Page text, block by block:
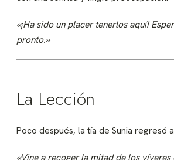
«¡Ha sido un placer tenerlos aquí!
pronto.»
La Lección
Poco después, la tía de Sunia regresó
«Vine a recoger la mitad de los víveres